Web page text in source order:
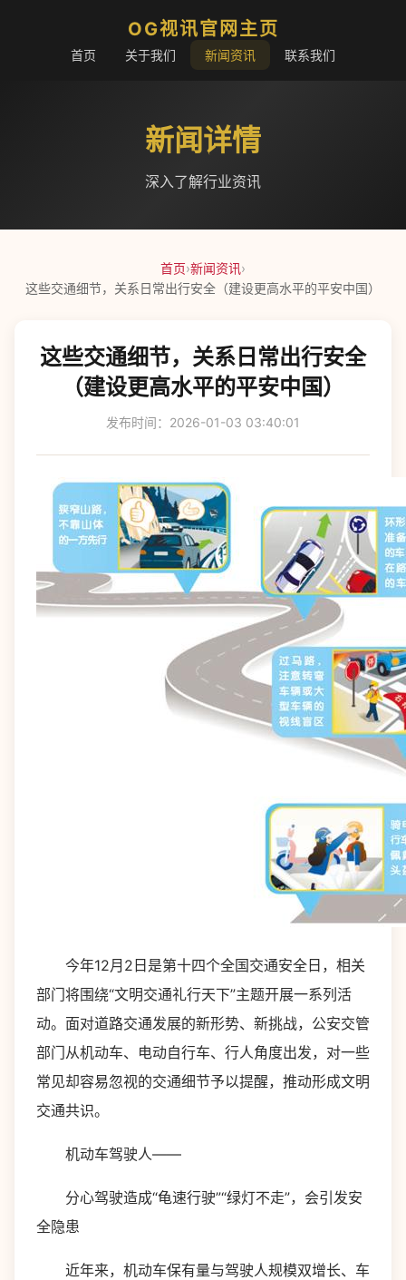
OG视讯官网主页
首页 关于我们 新闻资讯 联系我们
新闻详情
深入了解行业资讯
首页›新闻资讯›
这些交通细节，关系日常出行安全（建设更高水平的平安中国）
这些交通细节，关系日常出行安全
（建设更高水平的平安中国）
发布时间：2026-01-03 03:40:01
今年12月2日是第十四个全国交通安全日，相关
部门将围绕“文明交通礼行天下”主题开展一系列活
动。面对道路交通发展的新形势、新挑战，公安交管
部门从机动车、电动自行车、行人角度出发，对一些
常见却容易忽视的交通细节予以提醒，推动形成文明
交通共识。
机动车驾驶人——
分心驾驶造成“龟速行驶”“绿灯不走”，会引发安
全隐患
近年来，机动车保有量与驾驶人规模双增长、车